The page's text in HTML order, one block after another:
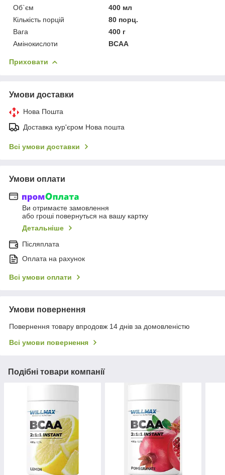
Об`єм
400 мл
Кількість порцій
80 порц.
Вага
400 г
Амінокислоти
BCAA
Приховати
Умови доставки
Нова Пошта
Доставка кур'єром Нова пошта
Всі умови доставки
Умови оплати
Ви отримаєте замовлення
або гроші повернуться на вашу картку
Детальніше
Післяплата
Оплата на рахунок
Всі умови оплати
Умови повернення
Повернення товару впродовж 14 днів за домовленістю
Всі умови повернення
Подібні товари компанії